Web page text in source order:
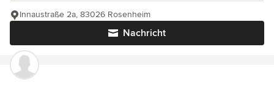
Nachricht
Innaustraße 2a, 83026 Rosenheim